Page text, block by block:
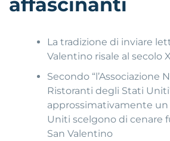
La tradizione di inviare
Valentino risale al secolo
Secondo “l’Associazione
Ristoranti degli Stati
approssimativamente
Uniti scelgono di cenare
San Valentino